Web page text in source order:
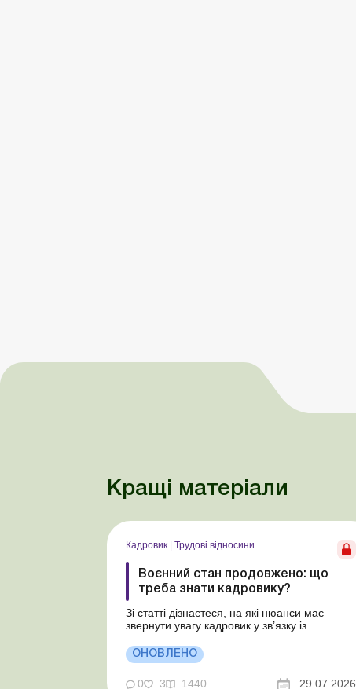
Кращі матеріали
Кадровик Трудові відносини
Воєнний стан продовжено: що
треба знати кадровику?
Зі статті дізнаєтеся, на які нюанси має
звернути увагу кадровик у зв’язку із
мобілізації. Учергове продовжено воєнний
стан та мобілізацію строком на 90 діб: з 2
серпня 2026 року до 31 жовтня 2026 року.
ОНОВЛЕНО
0 3 1440 29.07.2026